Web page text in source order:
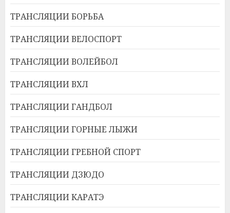
ТРАНСЛЯЦИИ БОРЬБА
ТРАНСЛЯЦИИ ВЕЛОСПОРТ
ТРАНСЛЯЦИИ ВОЛЕЙБОЛ
ТРАНСЛЯЦИИ ВХЛ
ТРАНСЛЯЦИИ ГАНДБОЛ
ТРАНСЛЯЦИИ ГОРНЫЕ ЛЫЖИ
ТРАНСЛЯЦИИ ГРЕБНОЙ СПОРТ
ТРАНСЛЯЦИИ ДЗЮДО
ТРАНСЛЯЦИИ КАРАТЭ